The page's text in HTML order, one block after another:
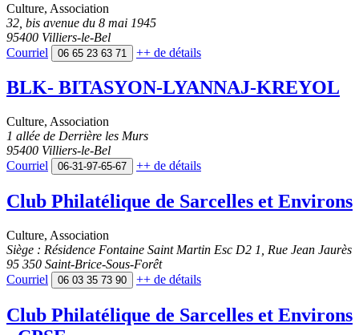
Culture, Association
32, bis avenue du 8 mai 1945
95400 Villiers-le-Bel
Courriel
06 65 23 63 71 ++ de détails
BLK- BITASYON-LYANNAJ-KREYOL
Culture, Association
1 allée de Derrière les Murs
95400 Villiers-le-Bel
Courriel
06-31-97-65-67 ++ de détails
Club Philatélique de Sarcelles et Environs
Culture, Association
Siège : Résidence Fontaine Saint Martin Esc D2 1, Rue Jean Jaurès
95 350 Saint-Brice-Sous-Forêt
Courriel
06 03 35 73 90 ++ de détails
Club Philatélique de Sarcelles et Environs